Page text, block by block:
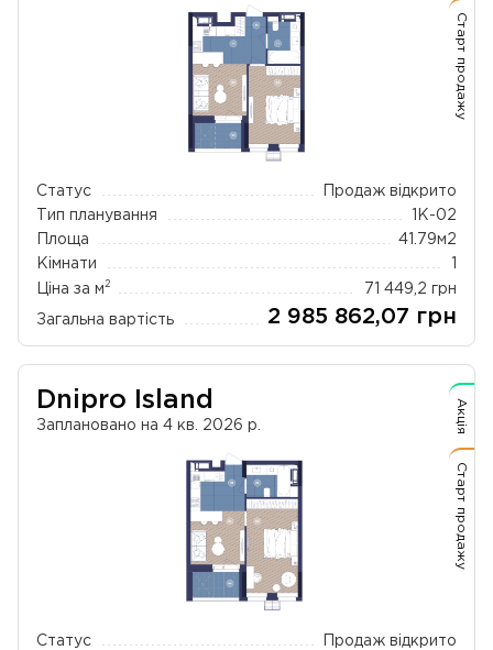
Статус
Продаж відкрито
Тип планування
1К-02
Площа
41.79м2
Кімнати
Ціна за м 2 71 449,2 грн
Загальна вартість 2 985 862,07 грн
Старт продажу
Dnipro Island
Заплановано на 4 кв. 2026 р.
Статус
Продаж відкрито
Акція
Старт продажу